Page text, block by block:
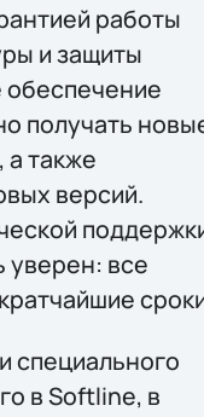
работы
и защиты
обеспечение
получать
а также
версий.
уверен: все
специального
в Softline, в